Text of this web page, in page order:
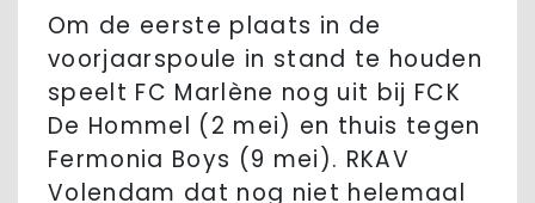
Om de eerste plaats in de
voorjaarspoule in stand te houden
speelt FC Marlène nog uit bij FCK
De Hommel (2 mei) en thuis tegen
Fermonia Boys (9 mei). RKAV
Volendam dat nog niet helemaal